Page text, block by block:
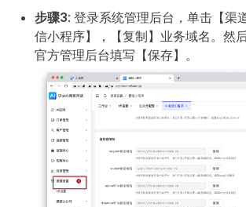
步骤3: 登录系统管理后台，单击【渠
信小程序】，【复制】业务域名。然
官方管理后台填写【保存】。